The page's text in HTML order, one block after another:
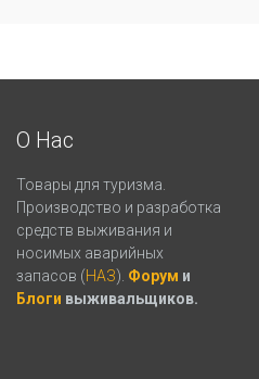
О Нас
Товары для туризма.
Производство и разработка
средств выживания и
носимых аварийных
запасов (НАЗ). Форум и
Блоги выживальщиков.